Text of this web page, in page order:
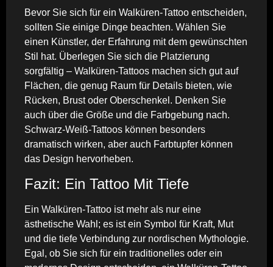
Bevor Sie sich für ein Walküren-Tattoo entscheiden,
sollten Sie einige Dinge beachten. Wählen Sie
einen Künstler, der Erfahrung mit dem gewünschten
Stil hat. Überlegen Sie sich die Platzierung
sorgfältig – Walküren-Tattoos machen sich gut auf
Flächen, die genug Raum für Details bieten, wie
Rücken, Brust oder Oberschenkel. Denken Sie
auch über die Größe und die Farbgebung nach.
Schwarz-Weiß-Tattoos können besonders
dramatisch wirken, aber auch Farbtupfer können
das Design hervorheben.
Fazit: Ein Tattoo Mit Tiefe
Ein Walküren-Tattoo ist mehr als nur eine
ästhetische Wahl; es ist ein Symbol für Kraft, Mut
und die tiefe Verbindung zur nordischen Mythologie.
Egal, ob Sie sich für ein traditionelles oder ein